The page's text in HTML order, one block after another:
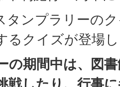
タンプラリーの
るクイズが登場
の期間中は、図
戦したり、行事